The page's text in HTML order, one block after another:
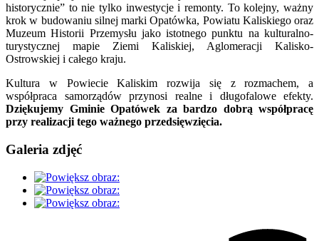
historycznie” to nie tylko inwestycje i remonty. To kolejny, ważny
krok w budowaniu silnej marki Opatówka, Powiatu Kaliskiego oraz
Muzeum Historii Przemysłu jako istotnego punktu na kulturalno-
turystycznej mapie Ziemi Kaliskiej, Aglomeracji Kalisko-
Ostrowskiej i całego kraju.
Kultura w Powiecie Kaliskim rozwija się z rozmachem, a
współpraca samorządów przynosi realne i długofalowe efekty.
Dziękujemy Gminie Opatówek za bardzo dobrą współpracę
przy realizacji tego ważnego przedsięwzięcia.
Galeria zdjęć